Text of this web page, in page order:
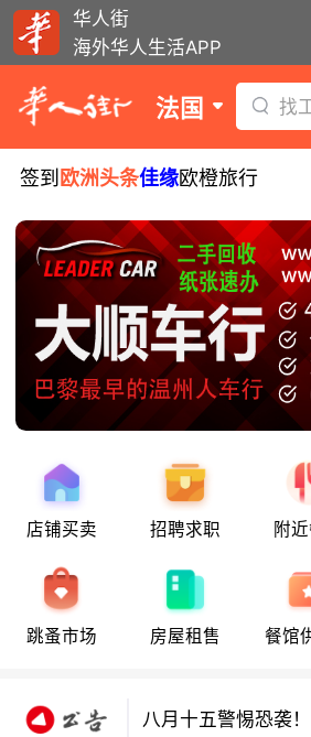
华人街
海外华人生活APP
法国 找
签到 欧洲头条佳缘欧橙旅行
店铺买卖 招聘求职 附
跳蚤市场 房屋租售 餐馆
八月十五警惕恐袭！